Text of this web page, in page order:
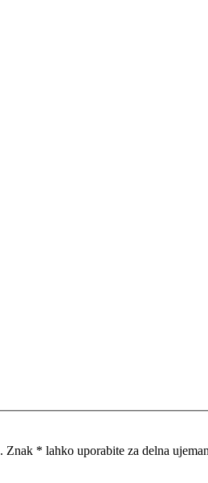
. Znak * lahko uporabite za delna